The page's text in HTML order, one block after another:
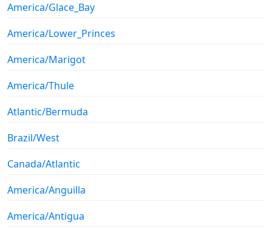
America/Glace_Bay
America/Lower_Princes
America/Marigot
America/Thule
Atlantic/Bermuda
Brazil/West
Canada/Atlantic
America/Anguilla
America/Antigua